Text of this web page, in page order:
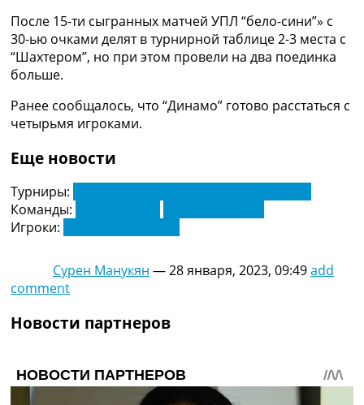
UA
Categories
Главная
Новости футбола
Видео
Трансферы
Новости футбола Украины
Последние комментарии
Конкурс прогнозов
Логин
Рейтинги
Коллективный прогноз
Турниры
Украина. Премьер-Лига
Лига Чемпионов
Англия. Премьер Лига
Испания. Ла Лига
После 15-ти сыгранных матчей УПЛ “бело-сини”» с
30-ью очками делят в турнирной таблице 2-3 места с
“Шахтером”, но при этом провели на два поединка
больше.
Ранее сообщалось, что “Динамо” готово расстаться с
четырьмя игроками.
Еще новости
Турниры:
Команды:
Игроки:
Сурен Манукян —28 января, 2023, 09:49add
comment
Новости партнеров